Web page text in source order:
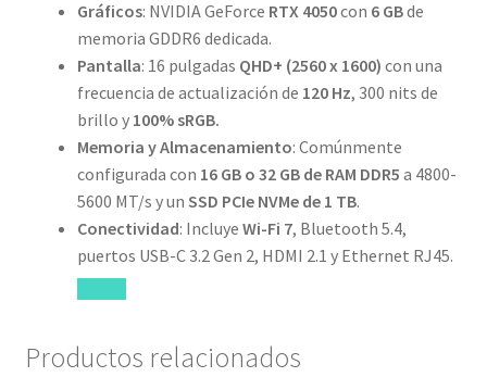
Gráficos: NVIDIA GeForce RTX 4050con 6 GBde
memoria GDDR6 dedicada.
Pantalla: 16 pulgadas QHD+ (2560 x 1600) con una
frecuencia de actualización de 120 Hz, 300 nits de
brillo y 100% sRGB.
Memoria y Almacenamiento: Comúnmente
configurada con 16 GB o 32 GB de RAM DDR5 a 4800-
5600 MT/s y un SSD PCIe NVMe de 1 TB.
Conectividad: Incluye Wi-Fi 7, Bluetooth 5.4,
puertos USB-C 3.2 Gen 2, HDMI 2.1 y Ethernet RJ45.
Productos relacionados